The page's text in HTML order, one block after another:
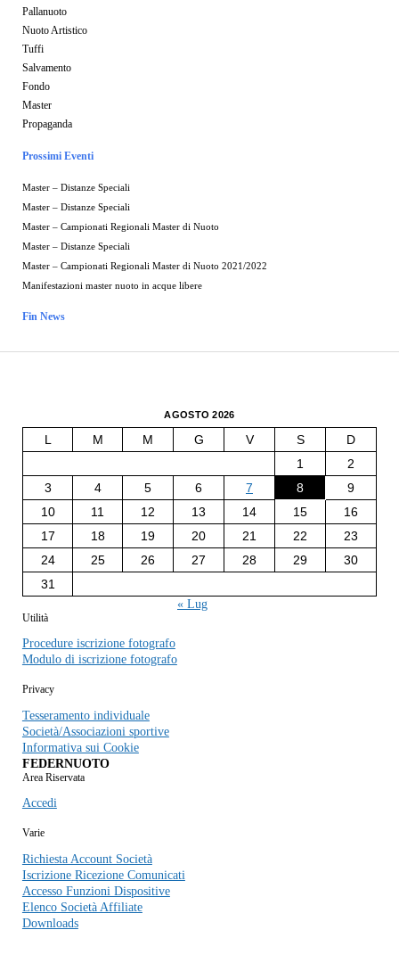
Pallanuoto
Nuoto Artistico
Tuffi
Salvamento
Fondo
Master
Propaganda
Prossimi Eventi
Master – Distanze Speciali
Master – Distanze Speciali
Master – Campionati Regionali Master di Nuoto
Master – Distanze Speciali
Master – Campionati Regionali Master di Nuoto 2021/2022
Manifestazioni master nuoto in acque libere
Fin News
AGOSTO 2026
L M M G V S
D
1
2
3
4 5 6 7 8
9
10
11 12 13 14 15
16
17
18 19 20 21 22
23
24
25 26 27 28 29
30
31
« Lug
Utilità
Procedure iscrizione fotografo
Modulo di iscrizione fotografo
Privacy
Tesseramento individuale
Società/Associazioni sportive
Informativa sui Cookie
FEDERNUOTO
Area Riservata
Accedi
Varie
Richiesta Account Società
Iscrizione Ricezione Comunicati
Accesso Funzioni Dispositive
Elenco Società Affiliate
Downloads